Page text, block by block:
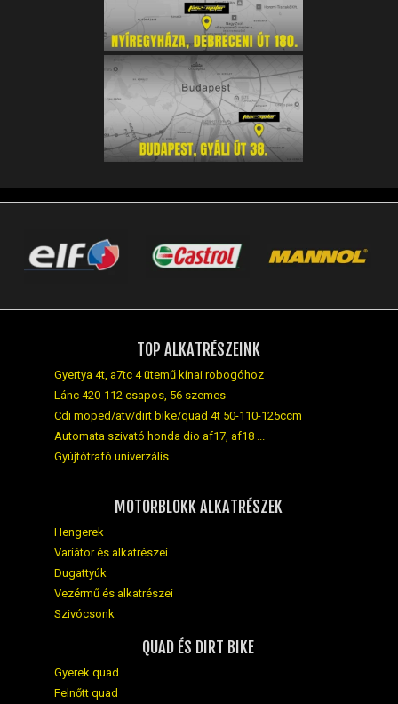
Gyertya 4t, a7tc 4 ütemű kínai robogóhoz
Lánc 420-112 csapos, 56 szemes
Cdi moped/atv/dirt bike/quad 4t 50-110-125ccm
Automata szivató honda dio af17, af18 ...
Gyújtótrafó univerzális ...
Variátor és alkatrészei
Dugattyúk
Vezérmű és alkatrészei
Szivócsonk
Felnőtt quad
Mini gyerek quad